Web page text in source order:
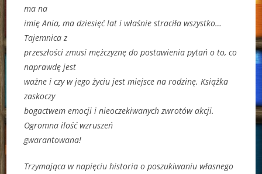
ma na
imię Ania, ma dziesięć lat i właśnie straciła wszystko…
Tajemnica z
przeszłości zmusi mężczyznę do postawienia pytań o to, co
naprawdę jest
ważne i czy w jego życiu jest miejsce na rodzinę. Książka
zaskoczy
bogactwem emocji i nieoczekiwanych zwrotów akcji.
Ogromna ilość wzruszeń
gwarantowana!
Trzymająca w napięciu historia o poszukiwaniu własnego